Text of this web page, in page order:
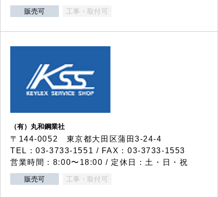
販売可 工事・取付可
（有）丸和鋼業社
〒144-0052 東京都大田区蒲田3-24-4
TEL：03-3733-1551 / FAX：03-3733-1553
営業時間：8:00〜18:00 / 定休日：土・日・祝
販売可 工事・取付可